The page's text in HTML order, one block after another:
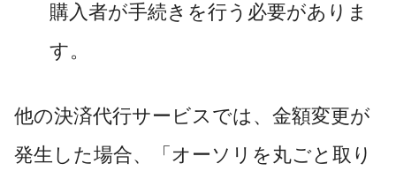
購入者が手続きを行う必要がありま
す。
他の決済代行サービスでは、 金額変更が
発生した場合、
「オーソリを丸ごと取り